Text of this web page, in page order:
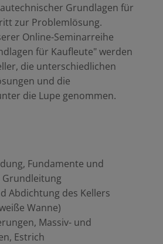
Grundlagen für
zur Problemlösung.
Online-Seminarreihe
für Kaufleute" werden
die unterschiedlichen
und die
die Lupe genommen.
Fundamente und
Abdichtung des Kellers
Wanne)
Massiv- und
Estrich